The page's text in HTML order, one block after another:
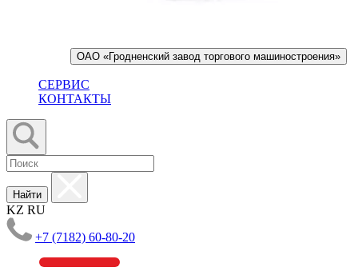
ОАО «Гродненский завод торгового машиностроения»
СЕРВИС
КОНТАКТЫ
Найти
KZ RU
+7 (7182) 60-80-20